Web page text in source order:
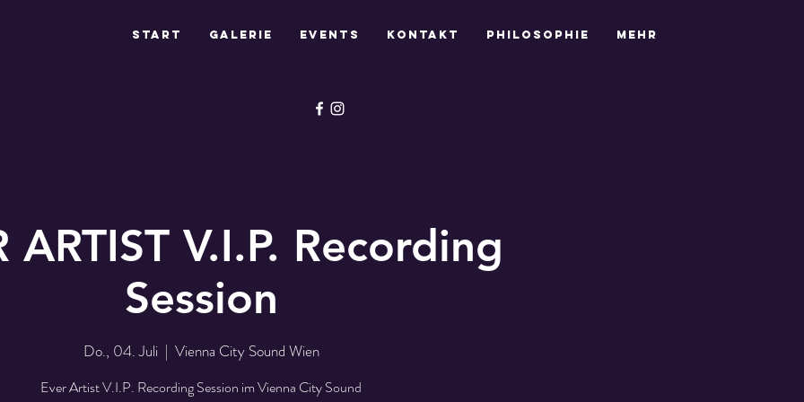
Start Galerie Events Kontakt Philosophie Mehr
ARTIST V.I.P. Recording
Session
Do., 04. Juli
  |
Vienna City Sound Wien
Ever Artist V.I.P. Recording Session im Vienna City Sound